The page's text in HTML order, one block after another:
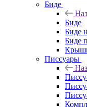
Биде
Биде
Биде
Биде
Писсуары